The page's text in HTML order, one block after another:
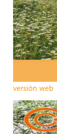
versión web